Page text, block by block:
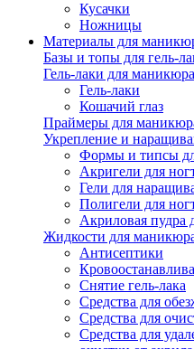
Кусачки
Ножницы
Материалы для
Базы и топы для гель-
Гель-лаки для маникюра
Гель-лаки
Кошачий глаз
Праймеры для
Укрепление и
Формы и типсы
Акригели для
Гели для
Полигели для
Акриловая пудра
Жидкости для
Антисептики
Снятие гель-лака
Средства для
Средства для
Средства для